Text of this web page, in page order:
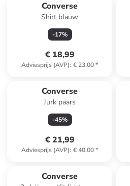
Converse
Shirt blauw
-17%
€ 18,99
Adviesprijs (AVP): € 23,00*
Converse
Jurk paars
-45%
€ 21,99
Adviesprijs (AVP): € 40,00*
Converse